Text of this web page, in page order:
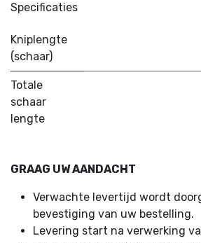
Specificaties
Kniplengte
(schaar)
Totale
schaar
lengte
GRAAG UW AANDACHT
Verwachte levertijd wordt
bevestiging van uw bestelling.
Levering start na verwerking